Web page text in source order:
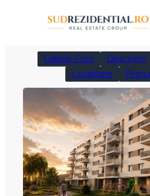
Galerie Foto Descriere
Localizare